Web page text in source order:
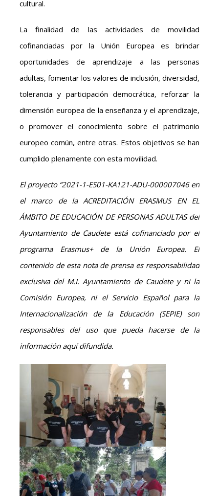
cultural.
La finalidad de las actividades de movilidad
cofinanciadas por la Unión Europea es brindar
oportunidades de aprendizaje a las personas
adultas, fomentar los valores de inclusión, diversidad,
tolerancia y participación democrática, reforzar la
dimensión europea de la enseñanza y el aprendizaje,
o promover el conocimiento sobre el patrimonio
europeo común, entre otras. Estos objetivos se han
cumplido plenamente con esta movilidad.
El proyecto “2021-1-ES01-KA121-ADU-000007046 en
el marco de la ACREDITACIÓN ERASMUS EN EL
ÁMBITO DE EDUCACIÓN DE PERSONAS ADULTAS del
Ayuntamiento de Caudete está cofinanciado por el
programa Erasmus+ de la Unión Europea. El
contenido de esta nota de prensa es responsabilidad
exclusiva del M.I. Ayuntamiento de Caudete y ni la
Comisión Europea, ni el Servicio Español para la
Internacionalización de la Educación (SEPIE) son
responsables del uso que pueda hacerse de la
información aquí difundida.